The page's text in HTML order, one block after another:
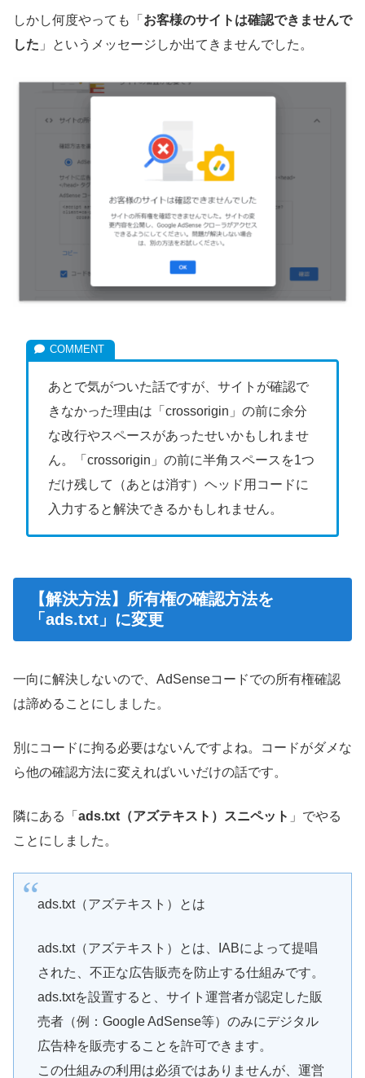
しかし何度やっても「 お客様のサイトは確認できませんで
した 」というメッセージしか出てきませんでした。
あとで気がついた話ですが、サイトが確認で
きなかった理由は「crossorigin」の前に余分
な改行やスペースがあったせいかもしれませ
ん。「crossorigin」の前に半角スペースを1つ
だけ残して（あとは消す）ヘッド用コードに
入力すると解決できるかもしれません。
【解決方法】所有権の確認方法を
「ads.txt」に変更
一向に解決しないので、AdSenseコードでの所有権確認
は諦めることにしました。
別にコードに拘る必要はないんですよね。コードがダメな
ら他の確認方法に変えればいいだけの話です。
隣にある「 ads.txt（アズテキスト）スニペット 」でやる
ことにしました。
ads.txt（アズテキスト）とは
ads.txt（アズテキスト）とは、IABによって提唱
された、不正な広告販売を防止する仕組みです。
ads.txtを設置すると、サイト運営者が認定した販
売者（例：Google AdSense等）のみにデジタル
広告枠を販売することを許可できます。
この仕組みの利用は必須ではありませんが、運営